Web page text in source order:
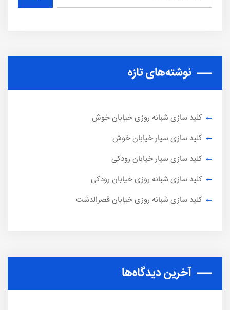
نوشته‌های تازه
کلید سازی شبانه روزی خیابان خوش
کلید سازی سیار خیابان خوش
کلید سازی سیار خیابان رودکی
کلید سازی شبانه روزی خیابان رودکی
کلید سازی شبانه روزی خیابان قصرالدشت
آخرین دیدگاه‌ها